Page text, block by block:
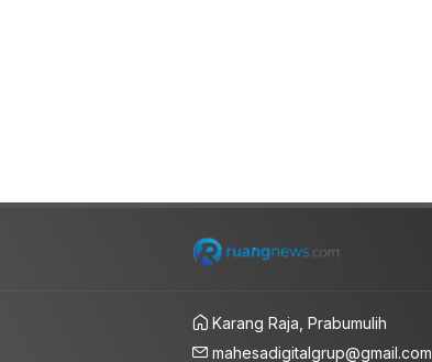
Karang Raja, Prabumulih
mahesadigitalgrup@gmail.com